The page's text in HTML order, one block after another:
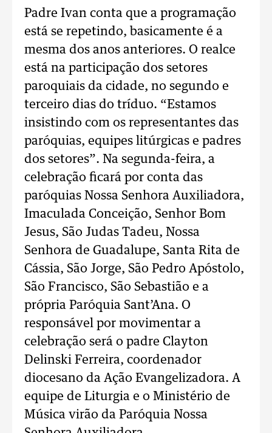
Padre Ivan conta que a programação
está se repetindo, basicamente é a
mesma dos anos anteriores. O realce
está na participação dos setores
paroquiais da cidade, no segundo e
terceiro dias do tríduo. “Estamos
insistindo com os representantes das
paróquias, equipes litúrgicas e padres
dos setores”. Na segunda-feira, a
celebração ficará por conta das
paróquias Nossa Senhora Auxiliadora,
Imaculada Conceição, Senhor Bom
Jesus, São Judas Tadeu, Nossa
Senhora de Guadalupe, Santa Rita de
Cássia, São Jorge, São Pedro Apóstolo,
São Francisco, São Sebastião e a
própria Paróquia Sant’Ana. O
responsável por movimentar a
celebração será o padre Clayton
Delinski Ferreira, coordenador
diocesano da Ação Evangelizadora. A
equipe de Liturgia e o Ministério de
Música virão da Paróquia Nossa